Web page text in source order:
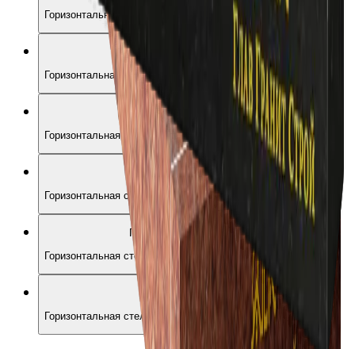
Горизонтальная стела с большим крестом слева
Г04-03
Горизонтальная стела «Кресты и свечи»
Г04-02
Горизонтальная стела с крестом по центру на дуге
Г04-01
Горизонтальная стела с двумя крестами
Г04-05
Горизонтальная стела «Экран» с крестом
Г04-06
Горизонтальная стела овальной формы с крестом